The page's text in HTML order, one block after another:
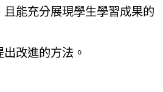
能充分展現學生學習成果的
改進的方法。